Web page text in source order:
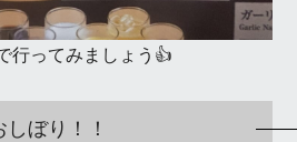
行ってみましょう👍
しぼり！！